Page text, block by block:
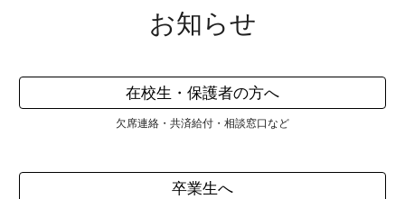
お知らせ
在校生・保護者の方へ
欠席連絡・共済給付・相談窓口など
卒業生へ